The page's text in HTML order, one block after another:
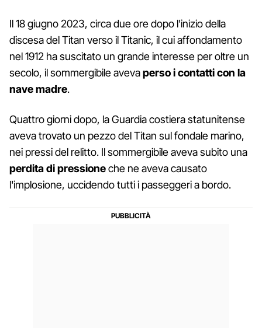
Il 18 giugno 2023, circa due ore dopo l'inizio della
discesa del Titan verso il Titanic, il cui affondamento
nel 1912 ha suscitato un grande interesse per oltre un
secolo, il sommergibile avevaperso i contatti con la
nave madre.
Quattro giorni dopo, la Guardia costiera statunitense
aveva trovato un pezzo del Titan sul fondale marino,
nei pressi del relitto. Il sommergibile aveva subito una
perdita di pressioneche ne aveva causato
l'implosione, uccidendo tutti i passeggeri a bordo.